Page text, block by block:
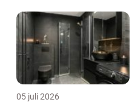
05 juli 2026